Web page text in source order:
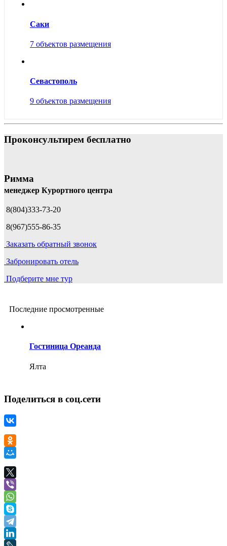
Саки
7 объектов размещения
Севастополь
9 объектов размещения
Проконсультирем бесплатно
Римма
менеджер Курортного центра
8(804)333-73-20
8(967)555-86-35
Заказать обратный звонок
Забронировать отель
Подберите мне тур
Последние просмотренные
Гостиница Ореанда
Ялта
Поделиться в соц.сети